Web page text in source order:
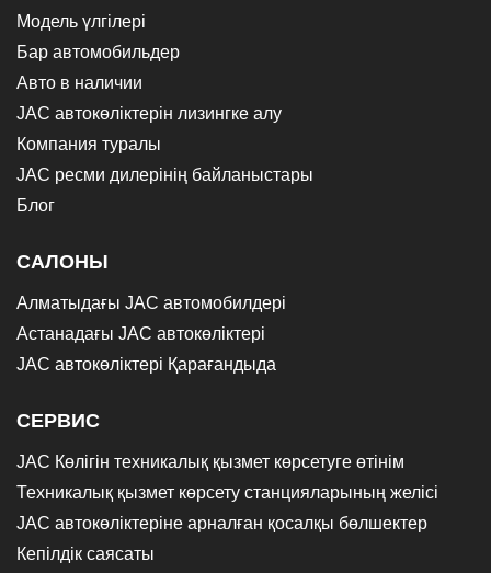
Модель үлгілері
Бар автомобильдер
Авто в наличии
JAC автокөліктерін лизингке алу
Компания туралы
JAC ресми дилерінің байланыстары
Блог
САЛОНЫ
Алматыдағы JAC автомобилдері
Астанадағы JAC автокөліктері
JAC автокөліктері Қарағандыда
СЕРВИС
JAC Көлігін техникалық қызмет көрсетуге өтінім
Техникалық қызмет көрсету станцияларының желісі
JAC автокөліктеріне арналған қосалқы бөлшектер
Кепілдік саясаты